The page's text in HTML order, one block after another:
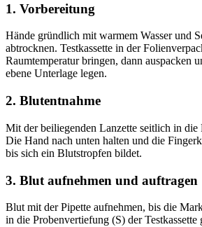
1. Vorbereitung
Hände gründlich mit warmem Wasser und
abtrocknen. Testkassette in der
Raumtemperatur bringen, dann auspacken
ebene Unterlage legen.
2. Blutentnahme
Mit der beiliegenden Lanzette seitlich in die
Die Hand nach unten halten und die
bis sich ein Blutstropfen bildet.
3. Blut aufnehmen und auftragen
Blut mit der Pipette aufnehmen, bis die
in die Probenvertiefung (S) der Testkassette